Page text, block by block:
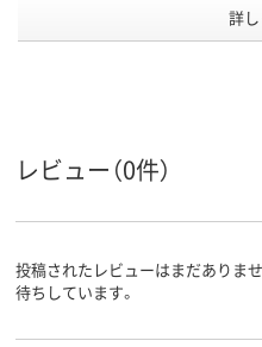
詳
レビュー（0件）
投稿されたレビューはまだありま
待ちしています。